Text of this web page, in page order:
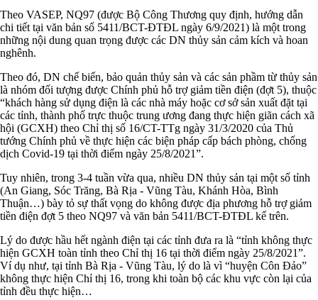
Theo VASEP, NQ97 (được Bộ Công Thương quy định, hướng dẫn
chi tiết tại văn bản số 5411/BCT-ĐTĐL ngày 6/9/2021) là một trong
những nội dung quan trọng được các DN thủy sản cảm kích và hoan
nghênh.
Theo đó, DN chế biến, bảo quản thủy sản và các sản phầm từ thủy sản
là nhóm đối tượng được Chính phủ hỗ trợ giảm tiền điện (đợt 5), thuộc
“khách hàng sử dụng điện là các nhà máy hoặc cơ sở sản xuất đặt tại
các tỉnh, thành phố trực thuộc trung ương đang thực hiện giãn cách xã
hội (GCXH) theo Chỉ thị số 16/CT-TTg ngày 31/3/2020 của Thủ
tướng Chính phủ về thực hiện các biện pháp cấp bách phòng, chống
dịch Covid-19 tại thời điểm ngày 25/8/2021”.
Tuy nhiên, trong 3-4 tuần vừa qua, nhiều DN thủy sản tại một số tỉnh
(An Giang, Sóc Trăng, Bà Rịa - Vũng Tàu, Khánh Hòa, Bình
Thuận…) bày tỏ sự thất vọng do không được địa phương hỗ trợ giảm
tiền điện đợt 5 theo NQ97 và văn bản 5411/BCT-ĐTĐL kể trên.
Lý do được hầu hết ngành điện tại các tỉnh đưa ra là “tỉnh không thực
hiện GCXH toàn tỉnh theo Chỉ thị 16 tại thời điểm ngày 25/8/2021”.
Ví dụ như, tại tỉnh Bà Rịa - Vũng Tàu, lý do là vì “huyện Côn Đảo”
không thực hiện Chỉ thị 16, trong khi toàn bộ các khu vực còn lại của
tỉnh đều thực hiện…